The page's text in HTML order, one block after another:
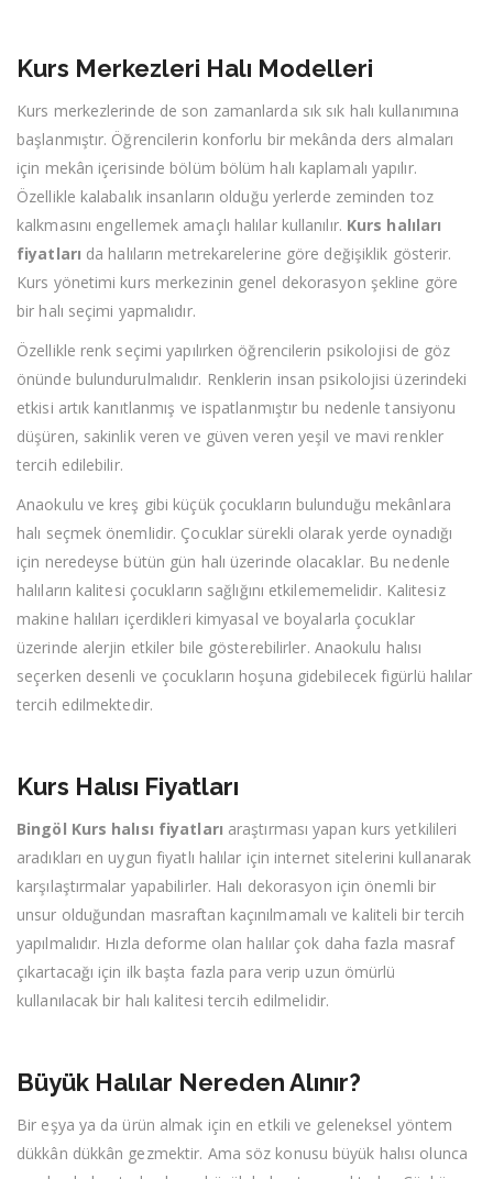
Kurs Merkezleri Halı Modelleri
Kurs merkezlerinde de son zamanlarda sık sık halı kullanımına
başlanmıştır. Öğrencilerin konforlu bir mekânda ders almaları
için mekân içerisinde bölüm bölüm halı kaplamalı yapılır.
Özellikle kalabalık insanların olduğu yerlerde zeminden toz
kalkmasını engellemek amaçlı halılar kullanılır. Kurs halıları
fiyatları da halıların metrekarelerine göre değişiklik gösterir.
Kurs yönetimi kurs merkezinin genel dekorasyon şekline göre
bir halı seçimi yapmalıdır.
Özellikle renk seçimi yapılırken öğrencilerin psikolojisi de göz
önünde bulundurulmalıdır. Renklerin insan psikolojisi üzerindeki
etkisi artık kanıtlanmış ve ispatlanmıştır bu nedenle tansiyonu
düşüren, sakinlik veren ve güven veren yeşil ve mavi renkler
tercih edilebilir.
Anaokulu ve kreş gibi küçük çocukların bulunduğu mekânlara
halı seçmek önemlidir. Çocuklar sürekli olarak yerde oynadığı
için neredeyse bütün gün halı üzerinde olacaklar. Bu nedenle
halıların kalitesi çocukların sağlığını etkilememelidir. Kalitesiz
makine halıları içerdikleri kimyasal ve boyalarla çocuklar
üzerinde alerjin etkiler bile gösterebilirler. Anaokulu halısı
seçerken desenli ve çocukların hoşuna gidebilecek figürlü halılar
tercih edilmektedir.
Kurs Halısı Fiyatları
Bingöl Kurs halısı fiyatları araştırması yapan kurs yetkilileri
aradıkları en uygun fiyatlı halılar için internet sitelerini kullanarak
karşılaştırmalar yapabilirler. Halı dekorasyon için önemli bir
unsur olduğundan masraftan kaçınılmamalı ve kaliteli bir tercih
yapılmalıdır. Hızla deforme olan halılar çok daha fazla masraf
çıkartacağı için ilk başta fazla para verip uzun ömürlü
kullanılacak bir halı kalitesi tercih edilmelidir.
Büyük Halılar Nereden Alınır?
Bir eşya ya da ürün almak için en etkili ve geleneksel yöntem
dükkân dükkân gezmektir. Ama söz konusu büyük halısı olunca